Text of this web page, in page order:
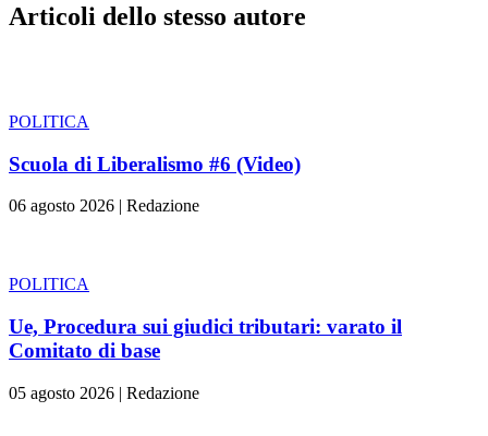
Articoli dello stesso autore
POLITICA
Scuola di Liberalismo #6 (Video)
06 agosto 2026 | Redazione
POLITICA
Ue, Procedura sui giudici tributari: varato il
Comitato di base
05 agosto 2026 | Redazione